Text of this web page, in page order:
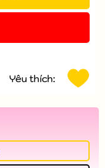
Yêu thích: